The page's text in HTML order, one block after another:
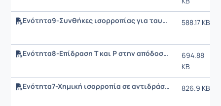
Ενότητα9-Συνθήκες ισορροπίας για ταυτόχρονες ανεξάρτητες αντιδράσεις.pdf 588.17 KB
Ενότητα8-Επίδραση Τ και Ρ στην απόδοση αντιδράσεων Αρχή Le Chatelier.pdf
694.88
KB
Ενότητα7-Χημική ισορροπία σε αντιδράσεις αερίων σε ισορροπία με υγρά και στερεά.pdf 826.9 KB